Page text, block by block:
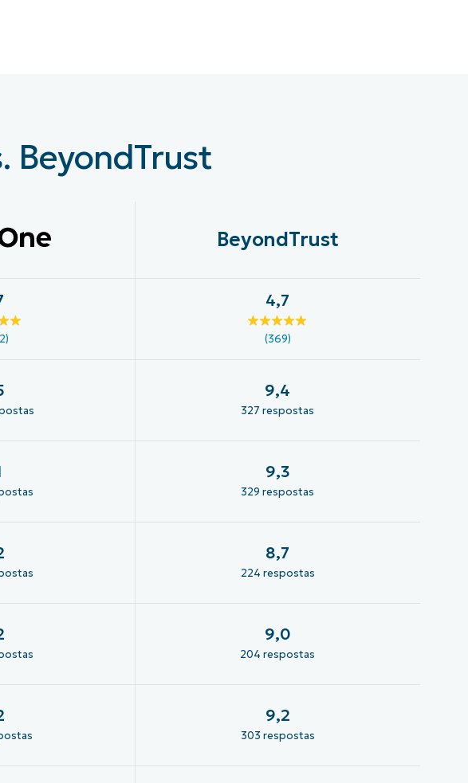
BeyondTrust
BeyondTrust
4,7
(369)
9,4
327 respostas
9,3
329 respostas
8,7
224 respostas
9,0
204 respostas
9,2
303 respostas